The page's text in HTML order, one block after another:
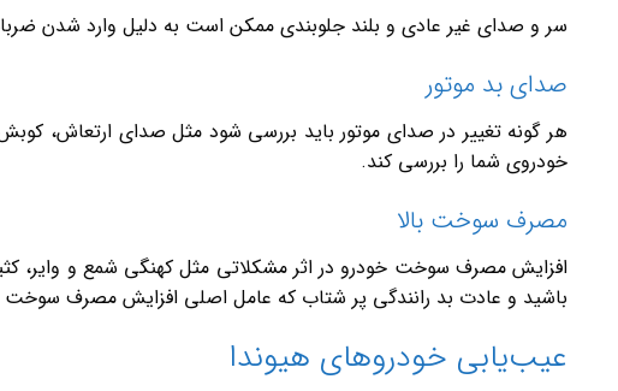
سر و صدای غیر عادی و بلند جلوبندی ممکن است به دلیل وارد شدن
صدای بد موتور
هر گونه تغییر در صدای موتور باید بررسی شود مثل صدای ارتعاش،
خودروی شما را بررسی کند.
مصرف سوخت بالا
افزایش مصرف سوخت خودرو در اثر مشکلاتی مثل کهنگی شمع و وایر،
باشید و عادت بد رانندگی پر شتاب که عامل اصلی افزایش مصرف سوخت
عیب‌یابی خودروهای هیوندا